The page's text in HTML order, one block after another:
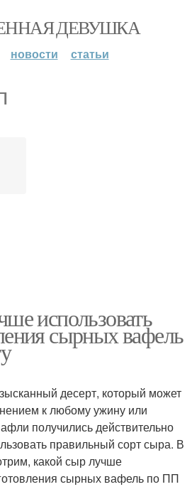
ДЕВУШКА
новости статьи
использовать
сырных вафель
десерт, который может
к любому ужину или
получились действительно
правильный сорт сыра. В
какой сыр лучше
сырных вафель по ПП